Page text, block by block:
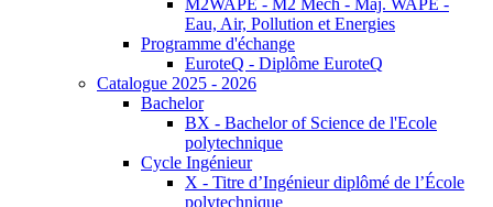
M2WAPE - M2 Mech - Maj. WAPE -
Eau, Air, Pollution et Energies
Programme d'échange
EuroteQ - Diplôme EuroteQ
Catalogue 2025 - 2026
Bachelor
BX - Bachelor of Science de l'Ecole
polytechnique
Cycle Ingénieur
X - Titre d’Ingénieur diplômé de l’École
polytechnique